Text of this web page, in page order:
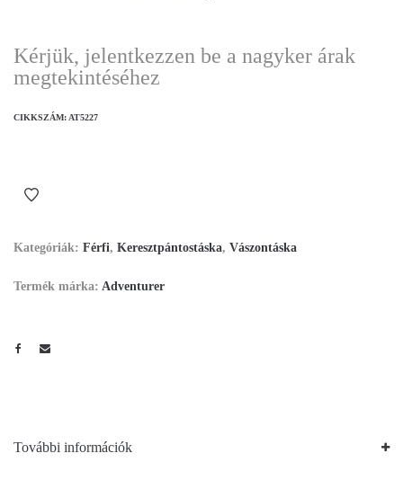
Kérjük, jelentkezzen be a nagyker árak
megtekintéséhez
CIKKSZÁM: AT5227
Kategóriák: Férfi, Keresztpántostáska, Vászontáska
Termék márka: Adventurer
További információk